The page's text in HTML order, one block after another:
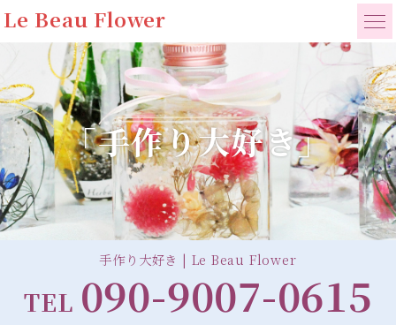
Le Beau Flower
「手作り大好き」
手作り大好き | Le Beau Flower
TEL 090-9007-0615